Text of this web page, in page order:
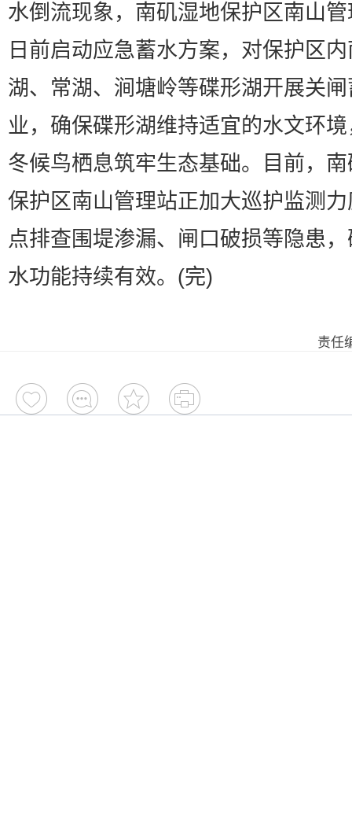
水倒流现象，南矶湿地保护区南山
日前启动应急蓄水方案，对保护区
湖、常湖、涧塘岭等碟形湖开展关
业，确保碟形湖维持适宜的水文环
冬候鸟栖息筑牢生态基础。目前，
保护区南山管理站正加大巡护监测
点排查围堤渗漏、闸口破损等隐患
水功能持续有效。(完)
责任